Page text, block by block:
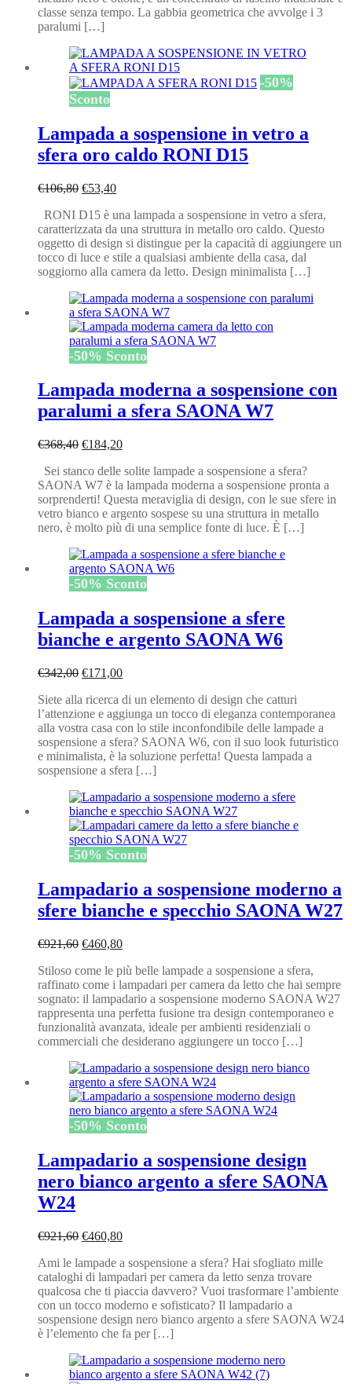
classe senza tempo. La gabbia geometrica che avvolge i 3
paralumi […]
-50%
Sconto
Lampada a sospensione in vetro a
sfera oro caldo RONI D15
€106,80 Il
originale
era:
€106,80.
€53,40Il
attuale
è:
€53,40.
RONI D15 è una lampada a sospensione in vetro a sfera,
caratterizzata da una struttura in metallo oro caldo. Questo
oggetto di design si distingue per la capacità di aggiungere un
tocco di luce e stile a qualsiasi ambiente della casa, dal
soggiorno alla camera da letto. Design minimalista […]
-50% Sconto
Lampada moderna a sospensione con
paralumi a sfera SAONA W7
€368,40 Il
originale
era:
€368,40.
€184,20Il
attuale
è:
€184,20.
Sei stanco delle solite lampade a sospensione a sfera?
SAONA W7 è la lampada moderna a sospensione pronta a
sorprenderti! Questa meraviglia di design, con le sue sfere in
vetro bianco e argento sospese su una struttura in metallo
nero, è molto più di una semplice fonte di luce. È […]
-50% Sconto
Lampada a sospensione a sfere
bianche e argento SAONA W6
€342,00 Il
originale
era:
€342,00.
€171,00Il
attuale
è:
€171,00.
Siete alla ricerca di un elemento di design che catturi
l’attenzione e aggiunga un tocco di eleganza contemporanea
alla vostra casa con lo stile inconfondibile delle lampade a
sospensione a sfera? SAONA W6, con il suo look futuristico
e minimalista, è la soluzione perfetta! Questa lampada a
sospensione a sfera […]
-50% Sconto
Lampadario a sospensione moderno a
sfere bianche e specchio SAONA W27
€921,60 Il
originale
era:
€921,60.
€460,80Il
attuale
è:
€460,80.
Stiloso come le più belle lampade a sospensione a sfera,
raffinato come i lampadari per camera da letto che hai sempre
sognato: il lampadario a sospensione moderno SAONA W27
rappresenta una perfetta fusione tra design contemporaneo e
funzionalità avanzata, ideale per ambienti residenziali o
commerciali che desiderano aggiungere un tocco […]
-50% Sconto
Lampadario a sospensione design
nero bianco argento a sfere SAONA
W24
€921,60 Il
originale
era:
€921,60.
€460,80Il
attuale
è:
€460,80.
Ami le lampade a sospensione a sfera? Hai sfogliato mille
cataloghi di lampadari per camera da letto senza trovare
qualcosa che ti piaccia davvero? Vuoi trasformare l’ambiente
con un tocco moderno e sofisticato? Il lampadario a
sospensione design nero bianco argento a sfere SAONA W24
è l’elemento che fa per […]